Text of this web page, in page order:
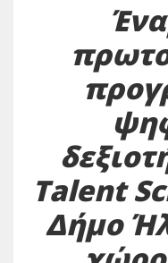
Talent
Δήμο